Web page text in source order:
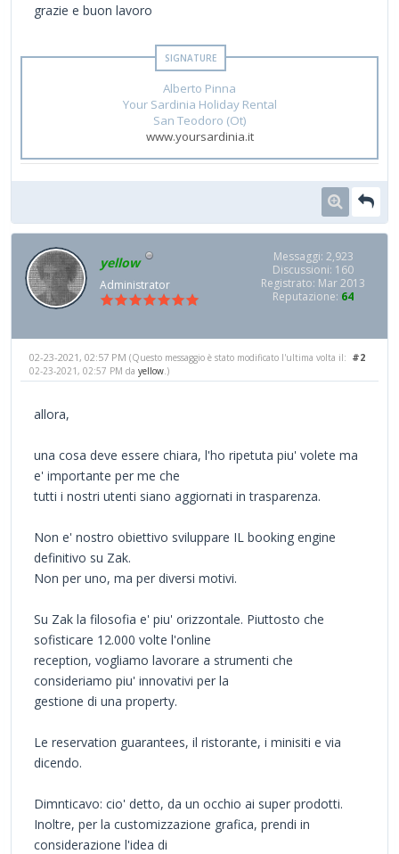
grazie e buon lavoro
Alberto Pinna
Your Sardinia Holiday Rental
San Teodoro (Ot)
www.yoursardinia.it
yellow
Administrator
Messaggi: 2,923
Discussioni: 160
Registrato: Mar 2013
Reputazione: 64
#2
02-23-2021, 02:57 PM (Questo messaggio è stato modificato l'ultima volta il:
02-23-2021, 02:57 PM da yellow.)
allora,
una cosa deve essere chiara, l'ho ripetuta piu' volete ma
e' importante per me che
tutti i nostri utenti siano aggiornati in trasparenza.
Non e' nostro obiettivo sviluppare IL booking engine
definitivo su Zak.
Non per uno, ma per diversi motivi.
Su Zak la filosofia e' piu' orizzontale. Piuttosto che
sofisticare 12.000 volte l'online
reception, vogliamo lavorare a strumenti che
consideriamo piu' innovativi per la
gestione di una property.
Le reservation guarantees, il ristorante, i minisiti e via
dicendo.
Dimnticavo: cio' detto, da un occhio ai super prodotti.
Inoltre, per la customizzazione grafica, prendi in
considerazione l'idea di